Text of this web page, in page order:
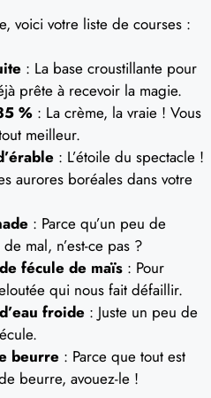
voici votre liste de courses :
: La base croustillante pour
prête à recevoir la magie.
% : La crème, la vraie ! Vous
meilleur.
: L’étoile du spectacle !
aurores boréales dans votre
: Parce qu’un peu de
mal, n’est-ce pas ?
fécule de maïs : Pour
qui nous fait défaillir.
froide : Juste un peu de
beurre : Parce que tout est
beurre, avouez-le !